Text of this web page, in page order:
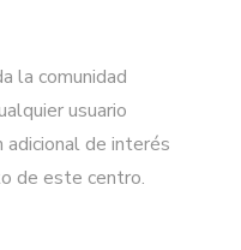
la comunidad
usuario
adicional de interés
de este centro.